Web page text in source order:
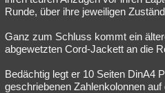
Runde, über ihre jeweiligen
Ganz zum Schluss kommt ein
abgewetzten Cord-Jackett an die
Bedächtig legt er 10 Seiten DinA4
geschriebenen Zahlenkolonnen auf